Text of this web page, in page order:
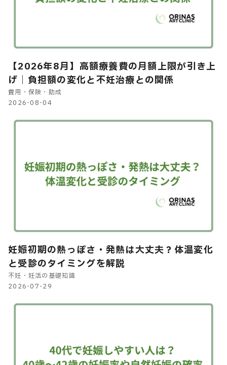
【2026年8月】高額療養費の月額上限が引き上
げ｜負担額の変化と不妊治療との関係
費用・保険・助成
2026-08-04
妊娠初期の熱っぽさ・発熱は大丈夫？体温変化
と受診のタイミングを解説
不妊・妊活の基礎知識
2026-07-29